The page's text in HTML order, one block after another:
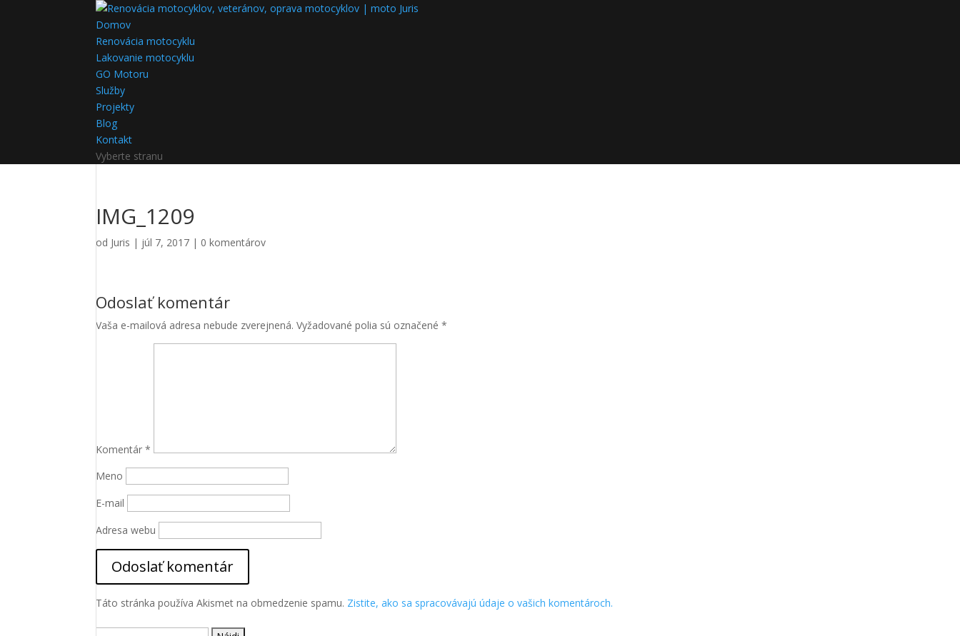
Domov
Renovácia motocyklu
Lakovanie motocyklu
GO Motoru
Služby
Projekty
Blog
Kontakt
Vyberte stranu
IMG_1209
od Juris | júl 7, 2017 | 0 komentárov
Odoslať komentár
Vaša e-mailová adresa nebude zverejnená. Vyžadované polia sú označené*
Komentár*
Meno
E-mail
Adresa webu
Táto stránka používa Akismet na obmedzenie spamu. Zistite, ako sa spracovávajú údaje o vašich komentároch.